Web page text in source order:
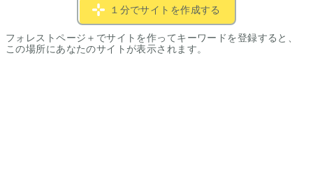
１分でサイトを作成する
フォレストページ＋でサイトを作ってキーワードを登録すると、
この場所にあなたのサイトが表示されます。